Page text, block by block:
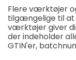
Flere værktøjer
tilgængelige til at
værktøjer giver
der indeholder
GTIN'er,